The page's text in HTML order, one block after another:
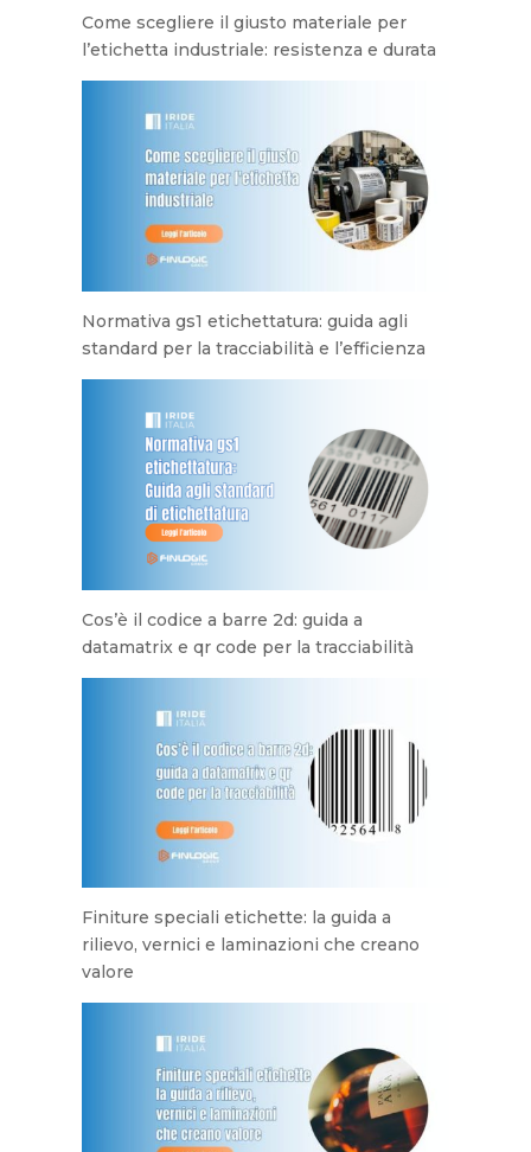
Come scegliere il giusto materiale per
l’etichetta industriale: resistenza e durata
Normativa gs1 etichettatura: guida agli
standard per la tracciabilità e l’efficienza
Cos’è il codice a barre 2d: guida a
datamatrix e qr code per la tracciabilità
Finiture speciali etichette: la guida a
rilievo, vernici e laminazioni che creano
valore